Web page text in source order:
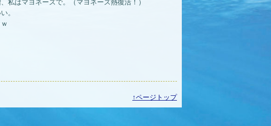
私はマヨネーズで。（マヨネーズ熱復活！）
。
↑ページトップ